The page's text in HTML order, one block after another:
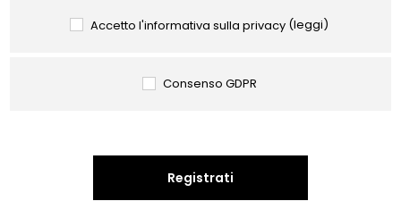
Accetto l'informativa sulla privacy (leggi)
Consenso GDPR
Registrati